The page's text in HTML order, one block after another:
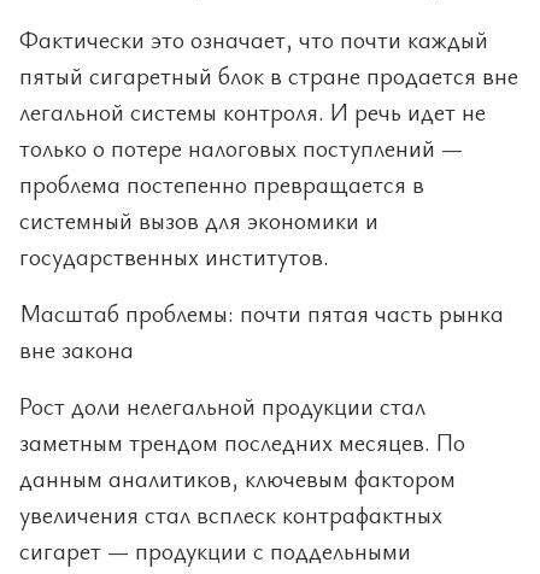
Фактически это означает, что почти каждый
пятый сигаретный блок в стране продается вне
легальной системы контроля. И речь идет не
только о потере налоговых поступлений —
проблема постепенно превращается в
системный вызов для экономики и
государственных институтов.
Масштаб проблемы: почти пятая часть рынка
вне закона
Рост доли нелегальной продукции стал
заметным трендом последних месяцев. По
данным аналитиков, ключевым фактором
увеличения стал всплеск контрафактных
сигарет — продукции с поддельными